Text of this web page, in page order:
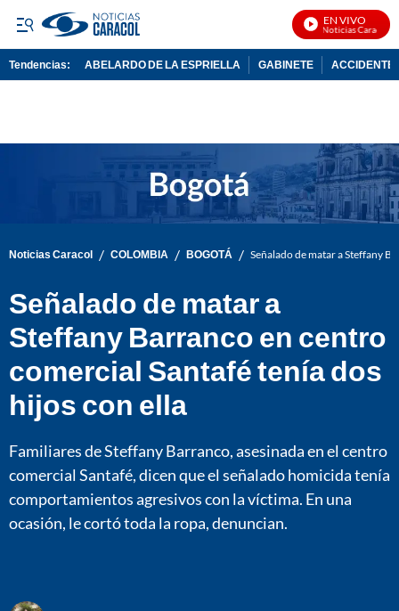
EN VIVO
Noticias Caracol En
Tendencias: ABELARDO DE LA ESPRIELLA GABINETE ACCIDENTE
Noticias Caracol / COLOMBIA / BOGOTÁ / Señalado de matar a Steffany
Señalado de matar a
Steffany Barranco en centro
comercial Santafé tenía dos
hijos con ella
Familiares de Steffany Barranco, asesinada en el centro
comercial Santafé, dicen que el señalado homicida tenía
comportamientos agresivos con la víctima. En una
ocasión, le cortó toda la ropa, denuncian.